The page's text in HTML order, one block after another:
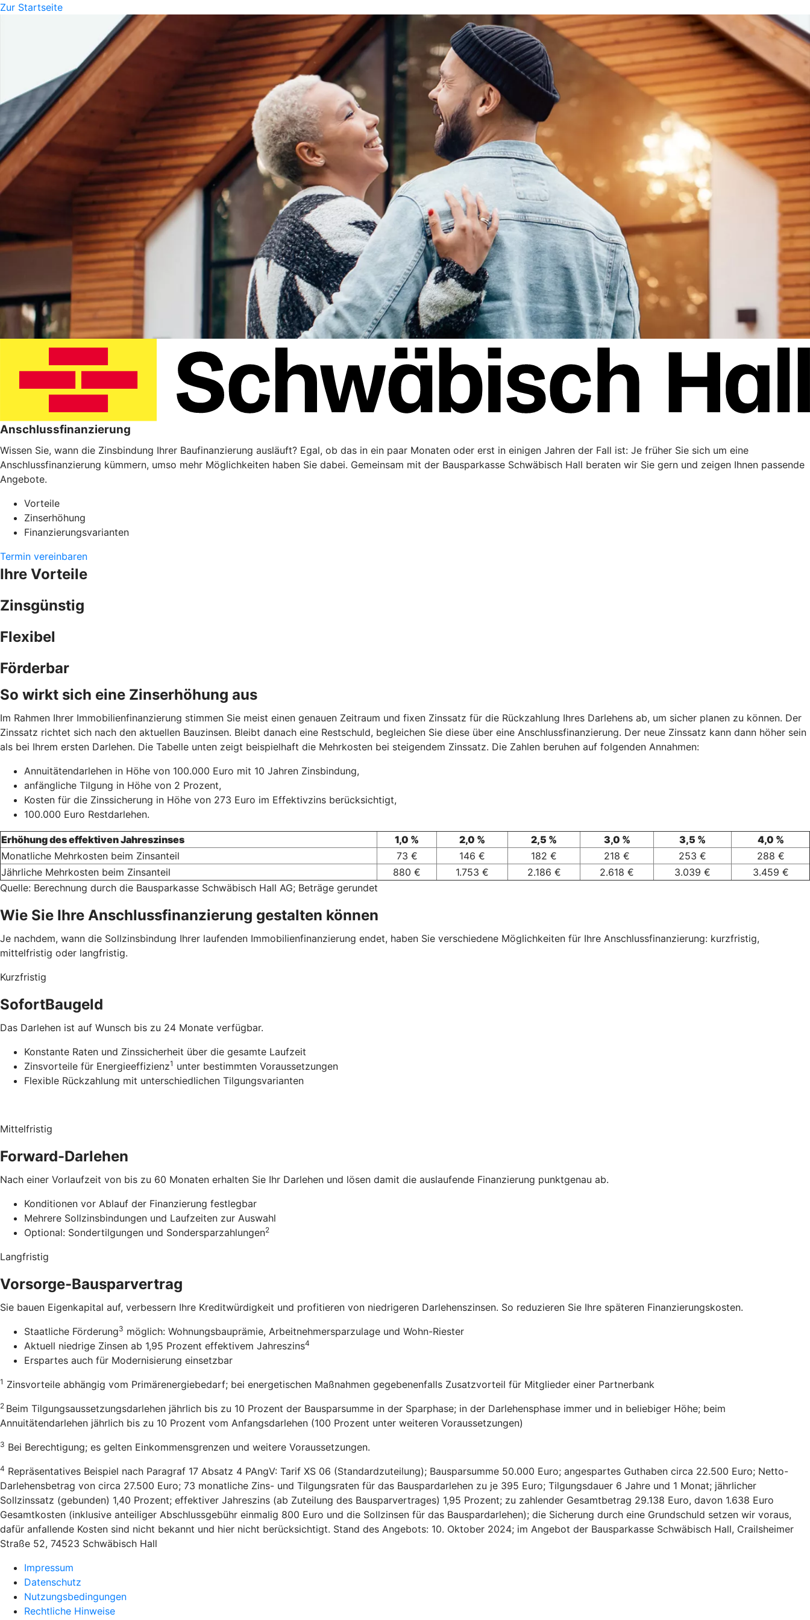
Zur Startseite
Anschlussfinanzierung
Wissen Sie, wann die Zinsbindung Ihrer Baufinanzierung ausläuft? Egal, ob das in ein paar Monaten oder erst in einigen Jahren der Fall ist: Je früher Sie sich um eine
Anschlussfinanzierung kümmern, umso mehr Möglichkeiten haben Sie dabei. Gemeinsam mit der Bausparkasse Schwäbisch Hall beraten wir Sie gern und zeigen Ihnen passende
Angebote.
Vorteile
Zinserhöhung
Finanzierungsvarianten
Termin vereinbaren
Ihre Vorteile
Zinsgünstig
Flexibel
Förderbar
So wirkt sich eine Zinserhöhung aus
Im Rahmen Ihrer Immobilienfinanzierung stimmen Sie meist einen genauen Zeitraum und fixen Zinssatz für die Rückzahlung Ihres Darlehens ab, um sicher planen zu können. Der
Zinssatz richtet sich nach den aktuellen Bauzinsen. Bleibt danach eine Restschuld, begleichen Sie diese über eine Anschlussfinanzierung. Der neue Zinssatz kann dann höher sein
als bei Ihrem ersten Darlehen. Die Tabelle unten zeigt beispielhaft die Mehrkosten bei steigendem Zinssatz. Die Zahlen beruhen auf folgenden Annahmen:
Annuitätendarlehen in Höhe von 100.000 Euro mit 10 Jahren Zinsbindung,
anfängliche Tilgung in Höhe von 2 Prozent,
Kosten für die Zinssicherung in Höhe von 273 Euro im Effektivzins berücksichtigt,
100.000 Euro Restdarlehen.
Erhöhung des effektiven Jahreszinses 1,0 % 2,0 % 2,5 % 3,0 % 3,5 %
4,0 %
Monatliche Mehrkosten beim Zinsanteil
73 € 146 € 182 € 218 € 253 €
288 €
Jährliche Mehrkosten beim Zinsanteil
880 € 1.753 € 2.186 € 2.618 € 3.039 €
3.459 €
Quelle: Berechnung durch die Bausparkasse Schwäbisch Hall AG; Beträge gerundet
Wie Sie Ihre Anschlussfinanzierung gestalten können
Je nachdem, wann die Sollzinsbindung Ihrer laufenden Immobilienfinanzierung endet, haben Sie verschiedene Möglichkeiten für Ihre Anschlussfinanzierung: kurzfristig,
mittelfristig oder langfristig.
Kurzfristig
SofortBaugeld
Das Darlehen ist auf Wunsch bis zu 24 Monate verfügbar.
Konstante Raten und Zinssicherheit über die gesamte Laufzeit
Zinsvorteile für Energieeffizienz1 unter bestimmten Voraussetzungen
Flexible Rückzahlung mit unterschiedlichen Tilgungsvarianten
Mittelfristig
Forward-Darlehen
Nach einer Vorlaufzeit von bis zu 60 Monaten erhalten Sie Ihr Darlehen und lösen damit die auslaufende Finanzierung punktgenau ab.
Konditionen vor Ablauf der Finanzierung festlegbar
Mehrere Sollzinsbindungen und Laufzeiten zur Auswahl
Optional: Sondertilgungen und Sondersparzahlungen2
Langfristig
Vorsorge-Bausparvertrag
Sie bauen Eigenkapital auf, verbessern Ihre Kreditwürdigkeit und profitieren von niedrigeren Darlehenszinsen. So reduzieren Sie Ihre späteren Finanzierungskosten.
Staatliche Förderung3 möglich: Wohnungsbauprämie, Arbeitnehmersparzulage und Wohn-Riester
Aktuell niedrige Zinsen ab 1,95 Prozent effektivem Jahreszins4
Erspartes auch für Modernisierung einsetzbar
1 Zinsvorteile abhängig vom Primärenergiebedarf; bei energetischen Maßnahmen gegebenenfalls Zusatzvorteil für Mitglieder einer Partnerbank
2 Beim Tilgungsaussetzungsdarlehen jährlich bis zu 10 Prozent der Bausparsumme in der Sparphase; in der Darlehensphase immer und in beliebiger Höhe; beim
Annuitätendarlehen jährlich bis zu 10 Prozent vom Anfangsdarlehen (100 Prozent unter weiteren Voraussetzungen)
3 Bei Berechtigung; es gelten Einkommensgrenzen und weitere Voraussetzungen.
4 Repräsentatives Beispiel nach Paragraf 17 Absatz 4 PAngV: Tarif XS 06 (Standardzuteilung); Bausparsumme 50.000 Euro; angespartes Guthaben circa 22.500 Euro; Netto-
Darlehensbetrag von circa 27.500 Euro; 73 monatliche Zins- und Tilgungsraten für das Bauspardarlehen zu je 395 Euro; Tilgungsdauer 6 Jahre und 1 Monat; jährlicher
Sollzinssatz (gebunden) 1,40 Prozent; effektiver Jahreszins (ab Zuteilung des Bausparvertrages) 1,95 Prozent; zu zahlender Gesamtbetrag 29.138 Euro, davon 1.638 Euro
Gesamtkosten (inklusive anteiliger Abschlussgebühr einmalig 800 Euro und die Sollzinsen für das Bauspardarlehen); die Sicherung durch eine Grundschuld setzen wir voraus,
dafür anfallende Kosten sind nicht bekannt und hier nicht berücksichtigt. Stand des Angebots: 10. Oktober 2024; im Angebot der Bausparkasse Schwäbisch Hall, Crailsheimer
Straße 52, 74523 Schwäbisch Hall
Impressum
Datenschutz
Nutzungsbedingungen
Rechtliche Hinweise